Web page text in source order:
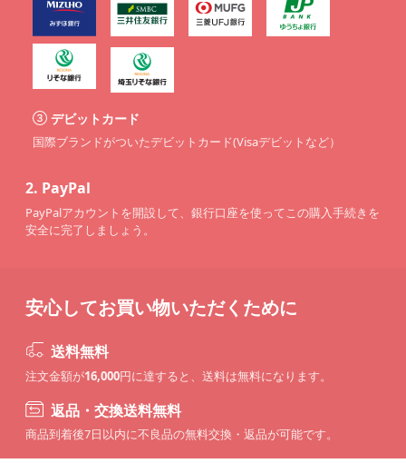
デビットカード
国際ブランドがついたデビットカード(Visaデビットなど）
2. PayPal
PayPalアカウントを開設して、銀行口座を使ってこの購入手続きを
安全に完了しましょう。
安心してお買い物いただくために
送料無料
注文金額が16,000円に達すると、送料は無料になります。
返品・交換送料無料
商品到着後7日以内に不良品の無料交換・返品が可能です。